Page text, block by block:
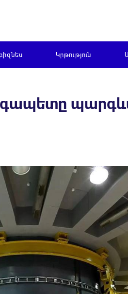
Կրթություն